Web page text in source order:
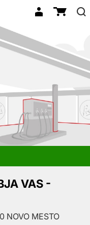
VAS -
NOVO MESTO